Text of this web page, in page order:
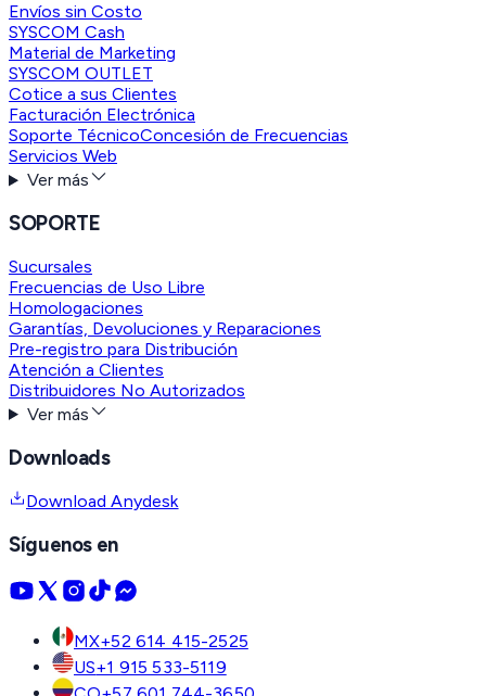
Envíos sin Costo
SYSCOM Cash
Material de Marketing
SYSCOM OUTLET
Cotice a sus Clientes
Facturación Electrónica
Soporte TécnicoConcesión de Frecuencias
Servicios Web
Ver más
SOPORTE
Sucursales
Frecuencias de Uso Libre
Homologaciones
Garantías, Devoluciones y Reparaciones
Pre-registro para Distribución
Atención a Clientes
Distribuidores No Autorizados
Ver más
Downloads
Download Anydesk
Síguenos en
MX+52 614 415-2525
US+1 915 533-5119